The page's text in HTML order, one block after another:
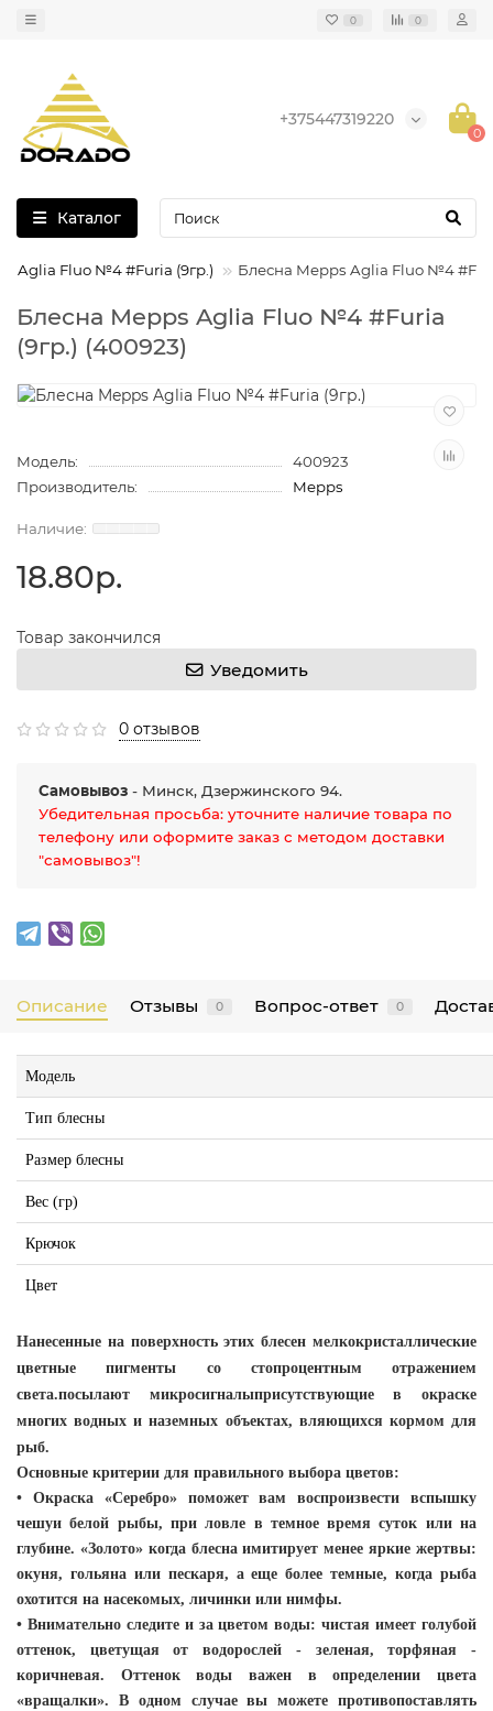
0 0
+375447319220
0
Каталог
Aglia Fluo №4 #Furia (9гр.) Блесна Mepps Aglia Fluo №4
Блесна Mepps Aglia Fluo №4 #Furia
(9гр.) (400923)
Модель:
400923
Производитель:
Mepps
18.80р.
Товар закончился
Уведомить
0 отзывов
Самовывоз - Минск, Дзержинского 94.
Убедительная просьба: уточните наличие товара по
телефону или оформите заказ с методом доставки
"самовывоз"!
Описание Отзывы 0 Вопрос-ответ 0
Модель
Тип блесны
Размер блесны
Вес (гр)
Крючок
Цвет
Нанесенные на поверхность этих блесен мелкокристаллические
цветные пигменты со стопроцентным отражением
света.посылают микросигналыприсутствующие в окраске
многих водных и наземных объектах, вляющихся кормом для
рыб.
Основные критерии для правильного выбора цветов:
• Окраска «Серебро» поможет вам воспроизвести вспышку
чешуи белой рыбы, при ловле в темное время суток или на
глубине. «Золото» когда блесна имитирует менее яркие жертвы:
окуня, гольяна или пескаря, а еще более темные, когда рыба
охотится на насекомых, личинки или нимфы.
• Внимательно следите и за цветом воды: чистая имеет голубой
оттенок, цветущая от водорослей - зеленая, торфяная -
коричневая. Оттенок воды важен в определении цвета
«вращалки». В одном случае вы можете противопоставлять